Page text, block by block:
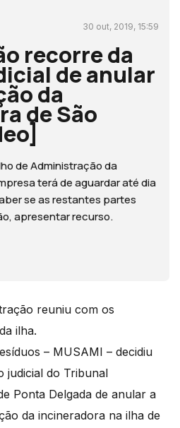
30 out, 2019, 15:59
recorre da
de anular
da
de São
de Administração da
terá de aguardar até dia
se as restantes partes
apresentar recurso.
reuniu com os
ilha.
– MUSAMI – decidiu
judicial do Tribunal
Ponta Delgada de anular a
da incineradora na ilha de